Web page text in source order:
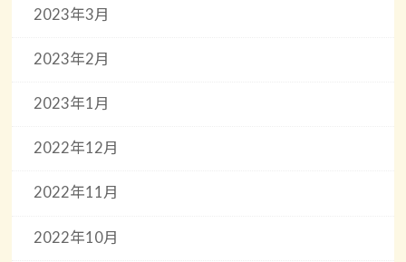
2023年3月
2023年2月
2023年1月
2022年12月
2022年11月
2022年10月